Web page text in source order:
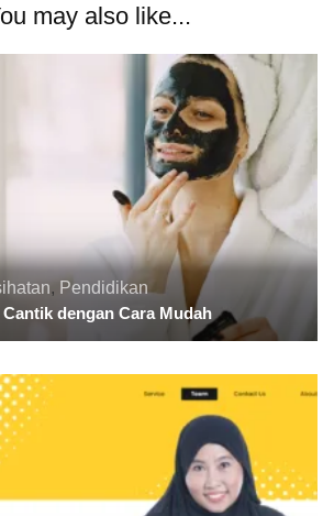
may also like...
, Pendidikan
dengan Cara Mudah